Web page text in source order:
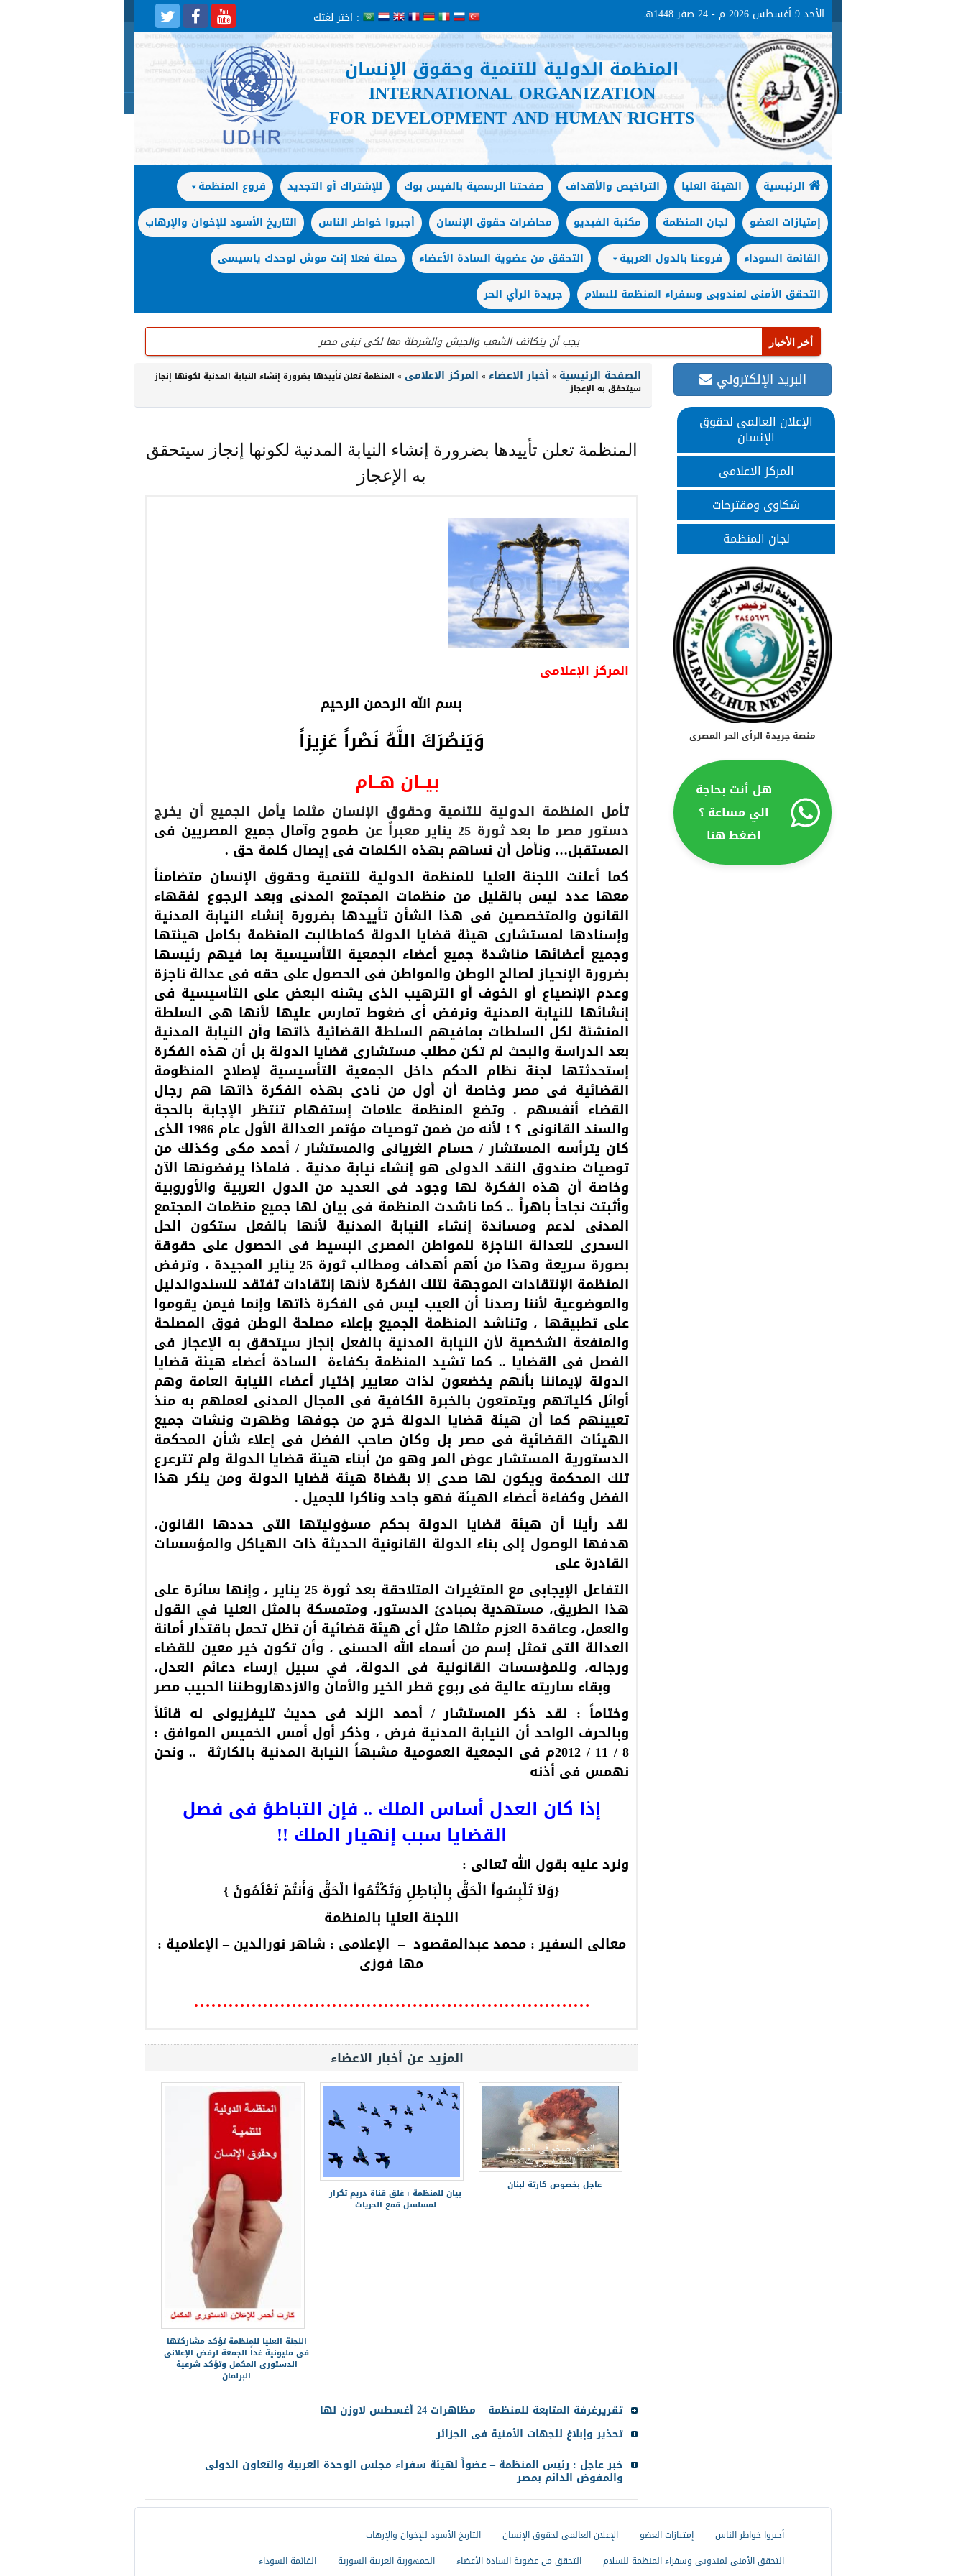
الأحد 9 أغسطس 2026 م - 24 صفر 1448هـ اختر لغتك :
المنظمة الدولية للتنمية وحقوق الإنسان
INTERNATIONAL ORGANIZATION
FOR DEVELOPMENT AND HUMAN RIGHTS
الرئيسية الهيئة العليا التراخيص والأهداف صفحتنا الرسمية بالفيس بوك للإشتراك أو التجديد
فروع المنظمة
إمتيازات العضو
لجان المنظمة مكتبة الفيديو محاضرات حقوق الإنسان أجبروا خواطر الناس
التاريخ الأسود للإخوان والإرهاب
القائمة السوداء
فروعنا بالدول العربية التحقق من عضوية السادة الأعضاء
حملة فعلا إنت موش لوحدك ياسيسى
التحقق الأمنى لمندوبى وسفراء المنظمة للسلام
جريدة الرأي الحر
يجب أن يتكاتف الشعب والجيش والشرطة معا لكى نبنى مصر
للتواصل تليفون المنظمة الرئيسى / 0201020407090
المنظمة لاتقبل أى تمويل من الداخل أو الخارج
البريد الإلكتروني
الإعلان العالمى لحقوق
الإنسان
المركز الاعلامى
شكاوى ومقترحات
لجان المنظمة
منصة جريدة الرأى الحر المصرى
هل أنت بحاجة
الي مساعة ؟
اضغط هنا
الصفحة الرئيسية » أخبار الاعضاء » المركز الاعلامى » المنظمة تعلن تأييدها بضرورة إنشاء النيابة المدنية لكونها إنجاز
سيتحقق به الإعجاز
المنظمة تعلن تأييدها بضرورة إنشاء النيابة المدنية لكونها إنجاز سيتحقق
به الإعجاز
المركز الإعلامى
بسم الله الرحمن الرحيم
وَيَنصُرَكَ اللَّهُ نَصْراً عَزِيزاً
بيــان هــام
تأمل المنظمة الدولية للتنمية وحقوق الإنسان مثلما يأمل الجميع أن يخرج
دستور مصر ما بعد ثورة 25 يناير معبراً عن طموح وآمال جميع المصريين فى
المستقبل… ونأمل أن نساهم بهذه الكلمات فى إيصال كلمة حق .
كما أعلنت اللجنة العليا للمنظمة الدولية للتنمية وحقوق الإنسان متضامناً
معها عدد ليس بالقليل من منظمات المجتمع المدنى وبعد الرجوع لفقهاء
القانون والمتخصصين فى هذا الشأن تأييدها بضرورة إنشاء النيابة المدنية
وإسنادها لمستشارى هيئة قضايا الدولة كماطالبت المنظمة بكامل هيئتها
وجميع أعضائها مناشدة جميع أعضاء الجمعية التأسيسية بما فيهم رئيسها
بضرورة الإنحياز لصالح الوطن والمواطن فى الحصول على حقه فى عدالة ناجزة
وعدم الإنصياع أو الخوف أو الترهيب الذى يشنه البعض على التأسيسية فى
إنشائها للنيابة المدنية ونرفض أى ضغوط تمارس عليها لأنها هى السلطة
المنشئة لكل السلطات بمافيهم السلطة القضائية ذاتها وأن النيابة المدنية
بعد الدراسة والبحث لم تكن مطلب مستشارى قضايا الدولة بل أن هذه الفكرة
إستحدثتها لجنة نظام الحكم داخل الجمعية التأسيسية لإصلاح المنظومة
القضائية فى مصر وخاصة أن أول من نادى بهذه الفكرة ذاتها هم رجال
القضاء أنفسهم . وتضع المنظمة علامات إستفهام تنتظر الإجابة بالحجة
والسند القانونى ؟ ! لأنه من ضمن توصيات مؤتمر العدالة الأول عام 1986 الذى
كان يترأسه المستشار / حسام الغريانى والمستشار / أحمد مكى وكذلك من
توصيات صندوق النقد الدولى هو إنشاء نيابة مدنية . فلماذا يرفضونها الآن
وخاصة أن هذه الفكرة لها وجود فى العديد من الدول العربية والأوروبية
وأثبتت نجاحاً باهراً .. كما ناشدت المنظمة فى بيان لها جميع منظمات المجتمع
المدنى لدعم ومساندة إنشاء النيابة المدنية لأنها بالفعل ستكون الحل
السحرى للعدالة الناجزة للمواطن المصرى البسيط فى الحصول على حقوقة
بصورة سريعة وهذا من أهم أهداف ومطالب ثورة 25 يناير المجيدة ، وترفض
المنظمة الإنتقادات الموجهة لتلك الفكرة لأنها إنتقادات تفتقد للسندوالدليل
والموضوعية لأننا رصدنا أن العيب ليس فى الفكرة ذاتها وإنما فيمن يقوموا
على تطبيقها ، وتناشد المنظمة الجميع بإعلاء مصلحة الوطن فوق المصلحة
والمنفعة الشخصية لأن النيابة المدنية بالفعل إنجاز سيتحقق به الإعجاز فى
الفصل فى القضايا .. كما تشيد المنظمة بكفاءة السادة أعضاء هيئة قضايا
الدولة لإيماننا بأنهم يخضعون لذات معايير إختيار أعضاء النيابة العامة وهم
أوائل كلياتهم ويتمتعون بالخبرة الكافية فى المجال المدنى لعملهم به منذ
تعيينهم كما أن هيئة قضايا الدولة خرج من جوفها وظهرت ونشات جميع
الهيئات القضائية فى مصر بل وكان صاحب الفضل فى إعلاء شأن المحكمة
الدستورية المستشار عوض المر وهو من أبناء هيئة قضايا الدولة ولم تترعرع
تلك المحكمة ويكون لها صدى إلا بقضاة هيئة قضايا الدولة ومن ينكر هذا
الفضل وكفاءة أعضاء الهيئة فهو جاحد وناكرا للجميل .
لقد رأينا أن هيئة قضايا الدولة بحكم مسؤوليتها التى حددها القانون،
هدفها الوصول إلى بناء الدولة القانونية الحديثة ذات الهياكل والمؤسسات
القادرة على
التفاعل الإيجابى مع المتغيرات المتلاحقة بعد ثورة 25 يناير ، وإنها سائرة على
هذا الطريق، مستهدية بمبادئ الدستور، ومتمسكة بالمثل العليا في القول
والعمل، وعاقدة العزم مثلها مثل أى هيئة قضائية أن تظل تحمل باقتدار أمانة
العدالة التى تمثل إسم من أسماء الله الحسنى ، وأن تكون خير معين للقضاء
ورجاله، وللمؤسسات القانونية فى الدولة، في سبيل إرساء دعائم العدل،
وبقاء ساريته عالية فى ربوع قطر الخير والأمان والازدهاروطننا الحبيب مصر
وختاماً : لقد ذكر المستشار / أحمد الزند فى حديث تليفزيونى له قائلاً
وبالحرف الواحد أن النيابة المدنية فرض ، وذكر أول أمس الخميس الموافق :
8 / 11 / 2012م فى الجمعية العمومية مشبهاً النيابة المدنية بالكارثة .. ونحن
نهمس فى أذنه
إذا كان العدل أساس الملك .. فإن التباطؤ فى فصل
القضايا سبب إنهيار الملك !!
ونرد عليه بقول الله تعالى :
{وَلاَ تَلْبِسُواْ الْحَقَّ بِالْبَاطِلِ وَتَكْتُمُواْ الْحَقَّ وَأَنتُمْ تَعْلَمُونَ }
اللجنة العليا بالمنظمة
معالى السفير : محمد عبدالمقصود – الإعلامى : شاهر نورالدين – الإعلامية :
مها فوزى
……………………………………………………………
المزيد عن أخبار الاعضاء
عاجل بخصوص كارثة لبنان
بيان للمنظمة : غلق قناة دريم تكرار
لمسلسل قمع الحريات
اللجنة العليا للمنظمة تؤكد مشاركتها
فى مليونية غداً الجمعة لرفض الإعلانى
الدستورى المكمل وتؤكد شرعية
البرلمان
تقريرغرفة المتابعة للمنظمة – مظاهرات 24 أغسطس لاوزن لها
تحذير وإبلاغ للجهات الأمنية فى الجزائر
خبر عاجل : رئيس المنظمة – عضواً لهيئة سفراء مجلس الوحدة العربية والتعاون الدولى
والمفوض الدائم بمصر
أجبروا خواطر الناس إمتيازات العضو الإعلان العالمى لحقوق الإنسان
التاريخ الأسود للإخوان والإرهاب
التحقق الأمنى لمندوبى وسفراء المنظمة للسلام
التحقق من عضوية السادة الأعضاء الجمهورية العربية السورية القائمة السوداء